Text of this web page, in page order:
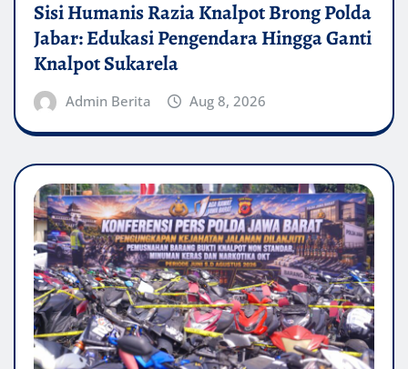
Sisi Humanis Razia Knalpot Brong Polda
Jabar: Edukasi Pengendara Hingga Ganti
Knalpot Sukarela
Admin Berita Aug 8, 2026